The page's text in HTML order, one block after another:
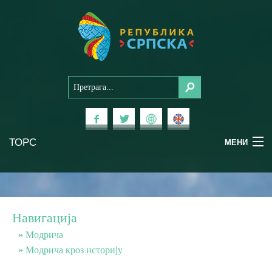
ТОРС МЕНИ
Планински туризам
Навигација
Модрича
Модрича кроз историју